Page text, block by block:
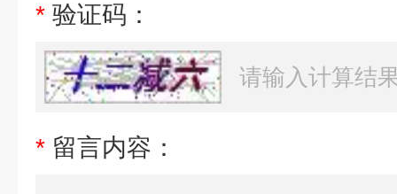
* 验证码：
* 留言内容：